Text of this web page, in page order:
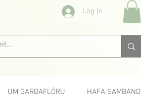
Log In
UM GARÐAFLÓRU HAFA SAMBAND